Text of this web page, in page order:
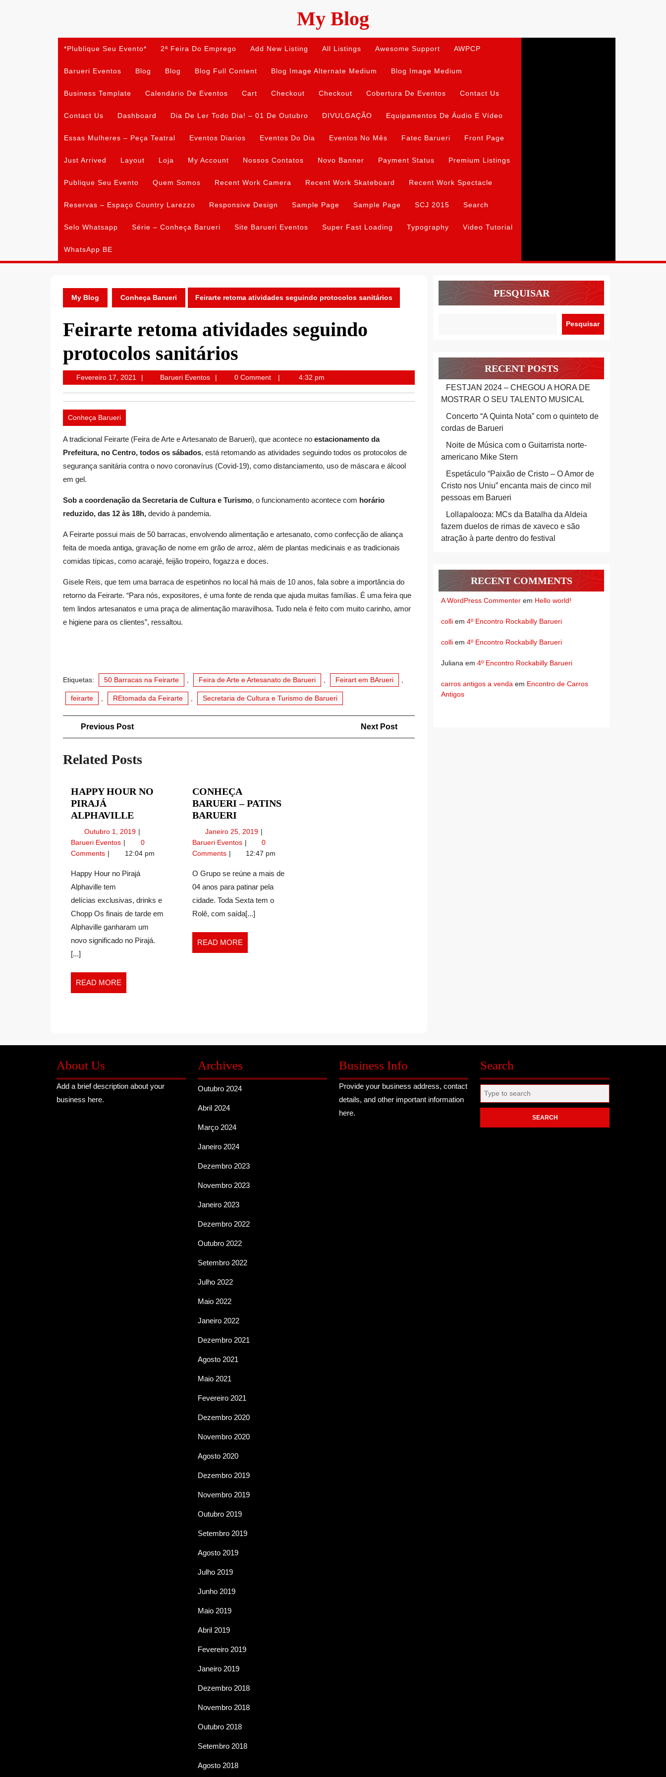
My Blog
*Plublique Seu Evento* 2ª Feira Do Emprego Add New Listing All Listings Awesome Support AWPCP
Barueri Eventos Blog Blog Blog Full Content Blog Image Alternate Medium Blog Image Medium
Business Template Calendário De Eventos Cart Checkout Checkout Cobertura De Eventos Contact Us
Contact Us Dashboard Dia De Ler Todo Dia! – 01 De Outubro DIVULGAÇÃO Equipamentos De Áudio E Vídeo
Essas Mulheres – Peça Teatral Eventos Diarios Eventos Do Dia Eventos No Mês Fatec Barueri Front Page
Just Arrived Layout Loja My Account Nossos Contatos Novo Banner Payment Status Premium Listings
Publique Seu Evento Quem Somos Recent Work Camera Recent Work Skateboard Recent Work Spectacle
Reservas – Espaço Country Larezzo Responsive Design Sample Page Sample Page SCJ 2015 Search
Selo Whatsapp Série – Conheça Barueri Site Barueri Eventos Super Fast Loading Typography Video Tutorial
WhatsApp BE
My Blog Conheça Barueri Feirarte retoma atividades seguindo protocolos sanitários
Feirarte retoma atividades seguindo
protocolos sanitários
Fevereiro 17, 2021 Fevereiro
17,
Barueri EventosBarueri
Eventos
0 Comment 4:32 pm
Conheça Barueri
A tradicional Feirarte (Feira de Arte e Artesanato de Barueri), que acontece no estacionamento da
Prefeitura, no Centro, todos os sábados, está retomando as atividades seguindo todos os protocolos de
segurança sanitária contra o novo coronavírus (Covid-19), como distanciamento, uso de máscara e álcool
em gel.
Sob a coordenação da Secretaria de Cultura e Turismo, o funcionamento acontece com horário
reduzido, das 12 às 18h, devido à pandemia.
A Feirarte possui mais de 50 barracas, envolvendo alimentação e artesanato, como confecção de aliança
feita de moeda antiga, gravação de nome em grão de arroz, além de plantas medicinais e as tradicionais
comidas típicas, como acarajé, feijão tropeiro, fogazza e doces.
Gisele Reis, que tem uma barraca de espetinhos no local há mais de 10 anos, fala sobre a importância do
retorno da Feirarte. “Para nós, expositores, é uma fonte de renda que ajuda muitas famílias. É uma feira que
tem lindos artesanatos e uma praça de alimentação maravilhosa. Tudo nela é feito com muito carinho, amor
e higiene para os clientes”, ressaltou.
Etiquetas: 50 Barracas na Feirarte Feira de Arte e Artesanato de Barueri Feirart em BArueri
feirarte REtomada da Feirarte Secretaria de Cultura e Turismo de Barueri
Navegação
de
artigos
Previous PostPrevious
Next Post
Related Posts
HAPPY HOUR NO
PIRAJÁ
ALPHAVILLEHAPPY
HOUR
NO
PIRAJÁ
Outubro 1, 2019 Outubro
1,
2019
Barueri Eventos Happy
Hour
Pirajá
0
Comments
12:04 pm
Happy Hour no Pirajá
Alphaville tem
delícias exclusivas, drinks e
Chopp Os finais de tarde em
Alphaville ganharam um
novo significado no Pirajá.
[...]
READ MORE
MORE
CONHEÇA
BARUERI – PATINS
BARUERICONHEÇA
BARUERI
–
PATINS
Janeiro 25, 2019 Janeiro
25,
2019
Barueri Eventos Conheça
Barueri
Patins
Barueri
0
Comments
12:47 pm
O Grupo se reúne a mais de
04 anos para patinar pela
cidade. Toda Sexta tem o
Rolê, com saída[...]
READ MOREREAD
MORE
PESQUISAR
Pesquisar
RECENT POSTS
FESTJAN 2024 – CHEGOU A HORA DE
MOSTRAR O SEU TALENTO MUSICAL
Concerto “A Quinta Nota” com o quinteto de
cordas de Barueri
Noite de Música com o Guitarrista norte-
americano Mike Stern
Espetáculo “Paixão de Cristo – O Amor de
Cristo nos Uniu” encanta mais de cinco mil
pessoas em Barueri
Lollapalooza: MCs da Batalha da Aldeia
fazem duelos de rimas de xaveco e são
atração à parte dentro do festival
RECENT COMMENTS
A WordPress Commenter em Hello world!
colli em 4º Encontro Rockabilly Barueri
colli em 4º Encontro Rockabilly Barueri
Juliana em 4º Encontro Rockabilly Barueri
carros antigos a venda em Encontro de Carros
Antigos
About Us
Add a brief description about your
business here.
Archives
Outubro 2024
Abril 2024
Março 2024
Janeiro 2024
Dezembro 2023
Novembro 2023
Janeiro 2023
Dezembro 2022
Outubro 2022
Setembro 2022
Julho 2022
Maio 2022
Janeiro 2022
Dezembro 2021
Agosto 2021
Maio 2021
Fevereiro 2021
Dezembro 2020
Novembro 2020
Agosto 2020
Dezembro 2019
Novembro 2019
Outubro 2019
Setembro 2019
Agosto 2019
Julho 2019
Junho 2019
Maio 2019
Abril 2019
Fevereiro 2019
Janeiro 2019
Dezembro 2018
Novembro 2018
Outubro 2018
Setembro 2018
Agosto 2018
Business Info
Provide your business address, contact
details, and other important information
here.
Search
for: